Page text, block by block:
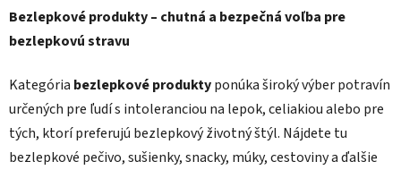
Bezlepkové produkty – chutná a bezpečná voľba pre
bezlepkovú stravu
Kategória bezlepkové produktyponúka široký výber potravín
určených pre ľudí s intoleranciou na lepok, celiakiou alebo pre
tých, ktorí preferujú bezlepkový životný štýl. Nájdete tu
bezlepkové pečivo, sušienky, snacky, múky, cestoviny a ďalšie